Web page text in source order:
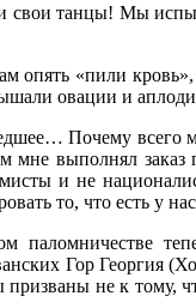
танцы! Мы
опять «пили
овации и
Почему всего
мне выполнял
и не
то, что есть у
паломничестве
Гор Георгия
призваны не к